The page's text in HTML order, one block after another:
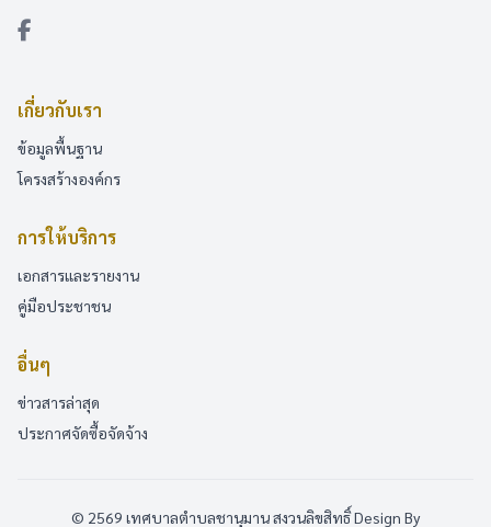
เกี่ยวกับเรา
ข้อมูลพื้นฐาน
โครงสร้างองค์กร
การให้บริการ
เอกสารและรายงาน
คู่มือประชาชน
อื่นๆ
ข่าวสารล่าสุด
ประกาศจัดซื้อจัดจ้าง
© 2569 เทศบาลตำบลชานุมาน สงวนลิขสิทธิ์Design By